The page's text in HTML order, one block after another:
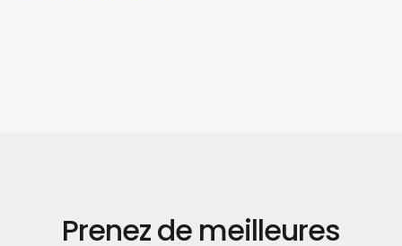
Prenez de meilleures